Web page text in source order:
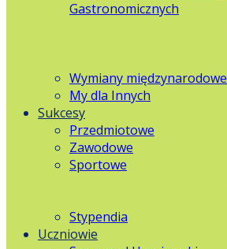
Gastronomicznych
Wymiany międzynarodowe
My dla Innych
Sukcesy
Przedmiotowe
Zawodowe
Sportowe
Stypendia
Uczniowie